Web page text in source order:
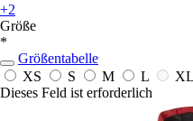
+2
Größe
*
Größentabelle
XS
S M L XL
Dieses Feld ist erforderlich